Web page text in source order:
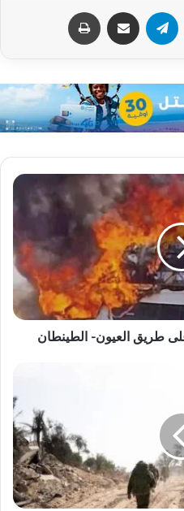
واتساب تيلقرام مشاركة عبر البريد
طريق العيون- الطينطان